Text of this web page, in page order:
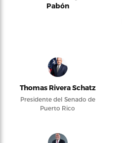
Pabón
Thomas Rivera Schatz
Presidente del Senado de
Puerto Rico